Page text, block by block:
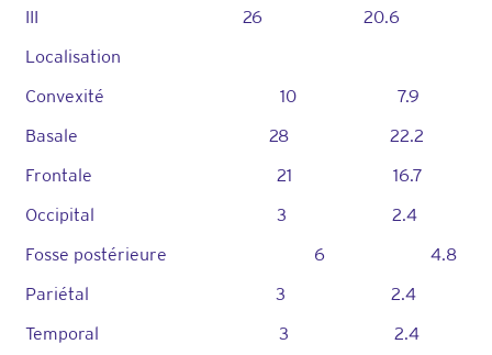
III 26 20.6
Localisation
Convexité 10 7.9
Basale 28 22.2
Frontale 21 16.7
Occipital 3 2.4
Fosse postérieure 6 4.8
Pariétal 3 2.4
Temporal 3 2.4